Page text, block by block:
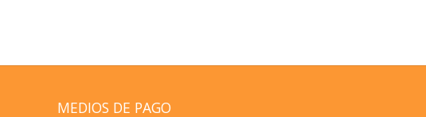
MEDIOS DE PAGO